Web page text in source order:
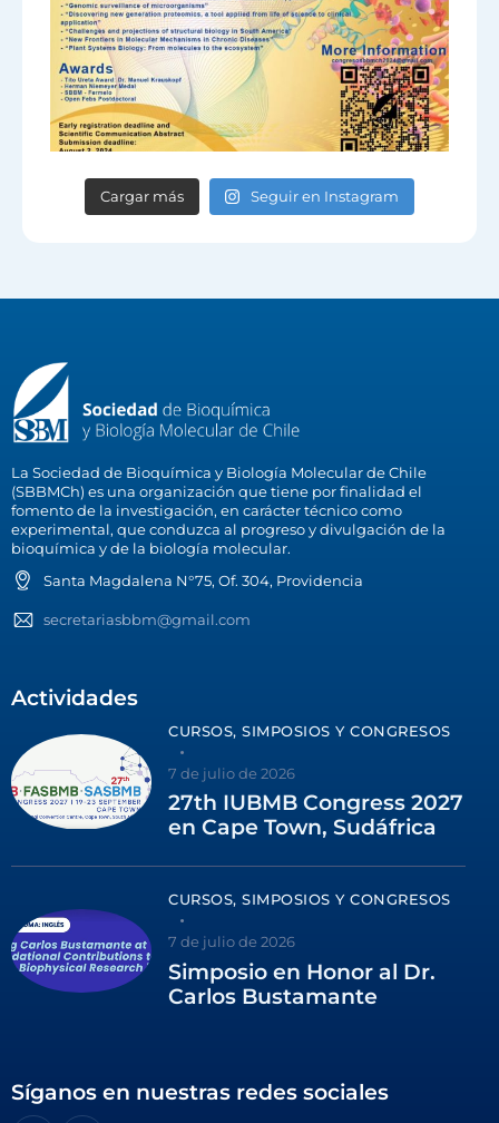
Cargar más Seguir en Instagram
La Sociedad de Bioquímica y Biología Molecular de Chile
(SBBMCh) es una organización que tiene por finalidad el
fomento de la investigación, en carácter técnico como
experimental, que conduzca al progreso y divulgación de la
bioquímica y de la biología molecular.
Santa Magdalena N°75, Of. 304, Providencia
secretariasbbm@gmail.com
Actividades
CURSOS, SIMPOSIOS Y CONGRESOS
7 de julio de 2026
27th IUBMB Congress 2027
en Cape Town, Sudáfrica
CURSOS, SIMPOSIOS Y CONGRESOS
7 de julio de 2026
Simposio en Honor al Dr.
Carlos Bustamante
Síganos en nuestras redes sociales